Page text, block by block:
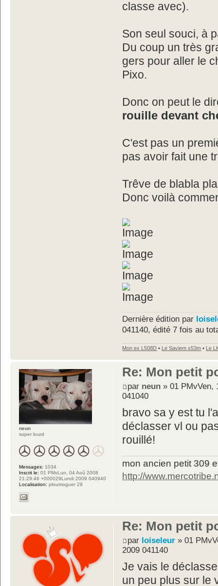
classe avec).
Son seul souci, à
Du coup un très
gers pour aller le
Pixo.
Donc on peut le
rouille devant
C'est pas un
pas avoir fait une
Trêve de blabla
Donc voilà
Dernière édition par
041140, édité 7 fois au
Mon ex L508D • Le Saviem s53m • Le
Re: Mon petit
par neun » 01 PMvVen,
041040
bravo sa y est tu
déclasser vl ou
rouillé!
mon ancien petit 309
http://
neun
super lourd
Messages: 1034
Inscrit le: 01 PMvLun, 04 Aoû 2008
21:29:46 +000029Lundi 2009 040940
Localisation: ploumoguer 29
Re: Mon petit
par loiseleur » 01
2009 041140
Je vais le
un peu plus sur le